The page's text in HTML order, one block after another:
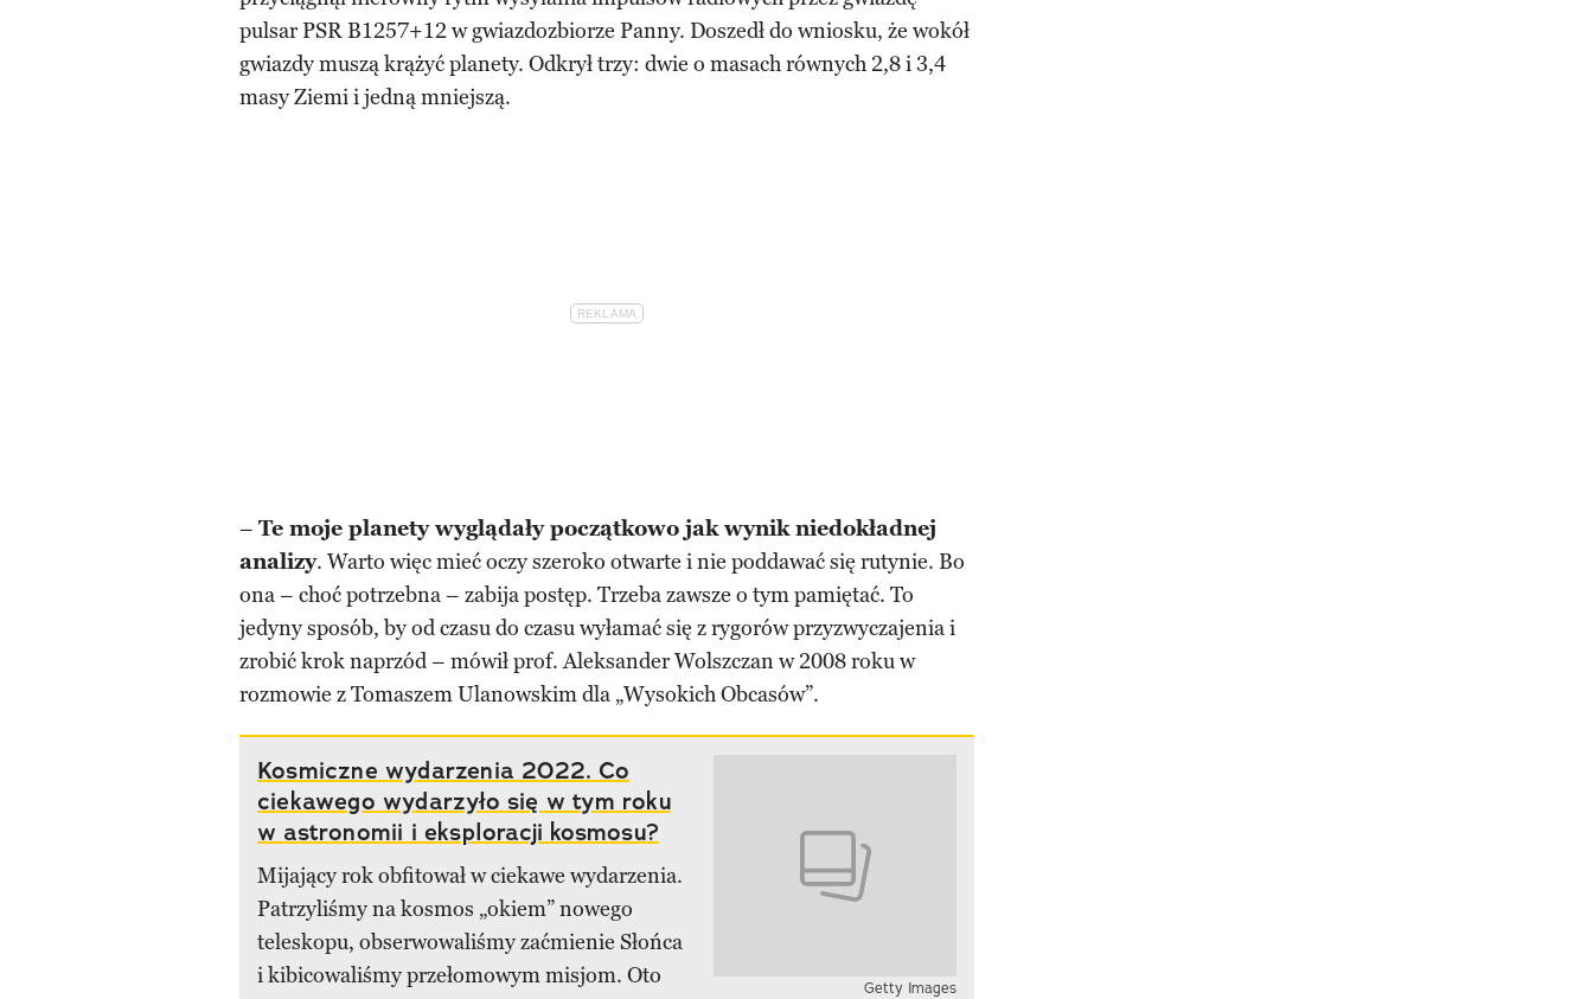
pulsar PSR B1257+12 w gwiazdozbiorze Panny. Doszedł do wniosku, że wokół
gwiazdy muszą krążyć planety. Odkrył trzy: dwie o masach równych 2,8 i 3,4
masy Ziemi i jedną mniejszą.
– Te moje planety wyglądały początkowo jak wynik niedokładnej
analizy. Warto więc mieć oczy szeroko otwarte i nie poddawać się rutynie. Bo
ona – choć potrzebna – zabija postęp. Trzeba zawsze o tym pamiętać. To
jedyny sposób, by od czasu do czasu wyłamać się z rygorów przyzwyczajenia i
zrobić krok naprzód – mówił prof. Aleksander Wolszczan w 2008 roku w
rozmowie z Tomaszem Ulanowskim dla „Wysokich Obcasów”.
Kosmiczne wydarzenia 2022. Co
ciekawego wydarzyło się w tym roku
w astronomii i eksploracji kosmosu?
Mijający rok obfitował w ciekawe wydarzenia.
Patrzyliśmy na kosmos „okiem” nowego
teleskopu, obserwowaliśmy zaćmienie Słońca
i kibicowaliśmy przełomowym misjom. Oto
Getty Images